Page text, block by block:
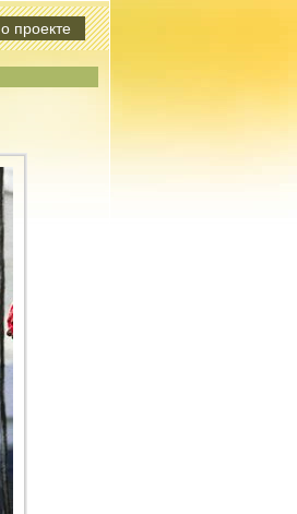
о проекте